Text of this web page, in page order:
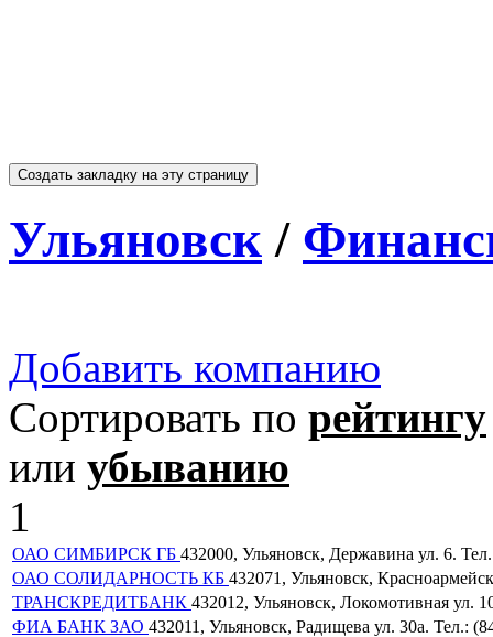
Ульяновск /
Добавить компанию
Сортировать по рейтингу
или убыванию
1
ОАО СИМБИРСК ГБ 432000, Ульяновск, Державина ул. 6.
ОАО СОЛИДАРНОСТЬ КБ 432071, Ульяновск,
ТРАНСКРЕДИТБАНК 432012, Ульяновск, Локомотивная ул.
ФИА БАНК ЗАО 432011, Ульяновск, Радищева ул. 30а. Тел.: